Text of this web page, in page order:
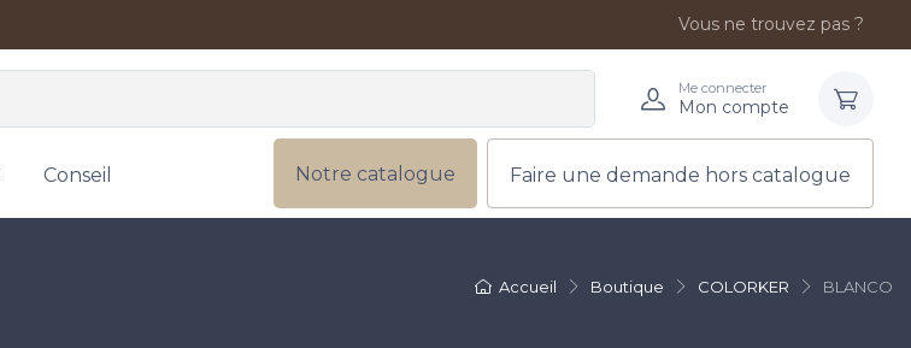
Vous ne trouvez pas ?
Me connecter
Mon compte
Conseil Notre catalogue Faire une demande hors catalogue
Accueil Boutique COLORKER BLANCO